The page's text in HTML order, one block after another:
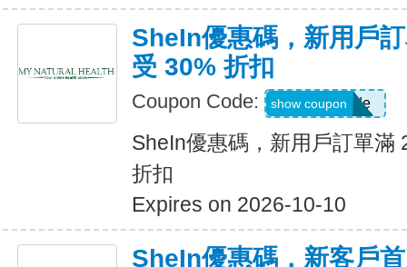
SheIn優惠碼，新用戶
受 30% 折扣
Coupon Code: Show Code
show coupon
SheIn優惠碼，新用戶訂單滿
折扣
Expires on 2026-10-10
SheIn優惠碼，新客戶